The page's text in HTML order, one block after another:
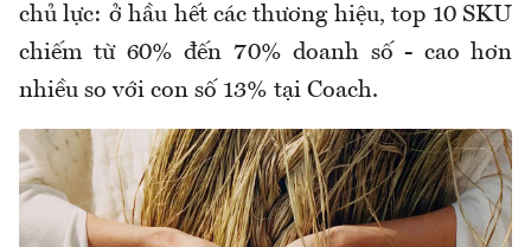
chủ lực: ở hầu hết các thương hiệu, top 10 SKU
chiếm từ 60% đến 70% doanh số - cao hơn
nhiều so với con số 13% tại Coach.